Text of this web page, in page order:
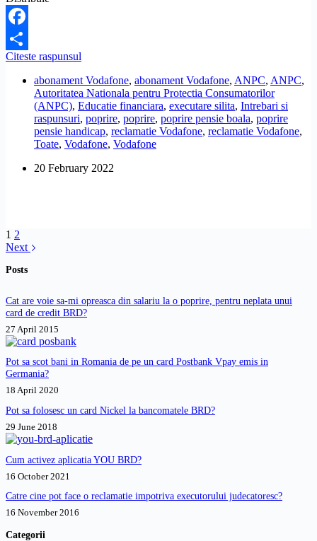
Facebook
Share
Citeste raspunsul
a
pus
poprire
8.000
de
lei
pensia
E
legal?
fac?
abonament Vodafone, abonament Vodafone, ANPC, ANPC,
Autoritatea Nationala pentru Protectia Consumatorilor
(ANPC), Educatie financiara, executare silita, Intrebari si
raspunsuri, poprire, poprire, poprire pensie boala, poprire
pensie handicap, reclamatie Vodafone, reclamatie Vodafone,
Toate, Vodafone, Vodafone
20 February 2022
1 2
Next
Posts
Cat are voie sa-mi opreasca din salariu la o poprire, pentru neplata unui
card de credit BRD?
27 April 2015
Pot sa scot bani in Romania de pe un card Postbank Vpay emis in
Germania?
18 April 2020
Pot sa folosesc un card Nickel la bancomatele BRD?
29 June 2018
Cum activez aplicatia YOU BRD?
16 October 2021
Catre cine pot face o reclamatie impotriva executorului judecatoresc?
16 November 2016
Categorii